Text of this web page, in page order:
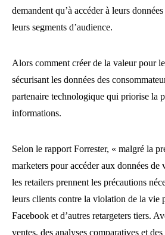
demandent qu’à accéder à leurs
leurs segments d’audience.
Alors comment créer de la valeur pour
sécurisant les données des
partenaire technologique qui priorise la
informations.
Selon le rapport Forrester, « malgré la
marketers pour accéder aux données de
les retailers prennent les précautions
leurs clients contre la violation de la vie
Facebook et d’autres retargeters tiers.
ventes, des analyses comparatives et